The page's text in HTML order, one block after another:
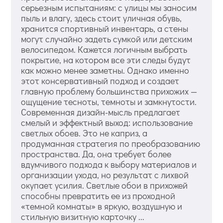
серьезным испытаниям: с улицы мы заносим
пыль и влагу, здесь стоит уличная обувь,
хранится спортивный инвентарь, а стены
могут случайно задеть сумкой или детским
велосипедом. Кажется логичным выбрать
покрытие, на котором все эти следы будут
как можно менее заметны. Однако именно
этот консервативный подход и создает
главную проблему большинства прихожих —
ощущение тесноты, темноты и замкнутости.
Современная дизайн-мысль предлагает
смелый и эффектный выход: использование
светлых обоев. Это не каприз, а
продуманная стратегия по преобразованию
пространства. Да, она требует более
вдумчивого подхода к выбору материалов и
организации ухода, но результат с лихвой
окупает усилия. Светлые обои в прихожей
способны превратить ее из проходной
«темной комнаты» в яркую, воздушную и
стильную визитную карточку ...